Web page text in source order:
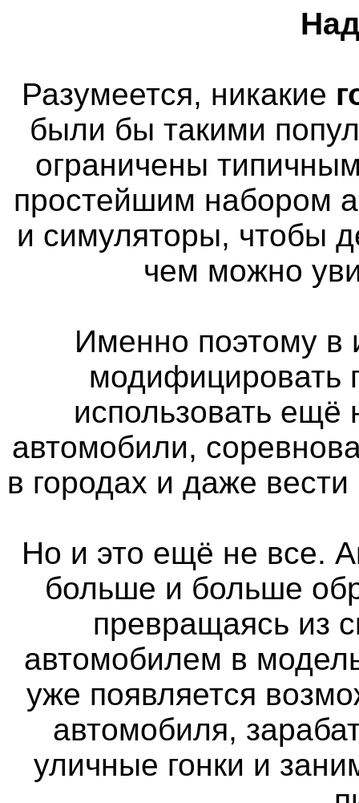
Разумеется, никакие
были бы такими
ограничены
простейшим набором
и симуляторы, чтобы
чем можно
Именно поэтому в
модифицировать
использовать
автомобили,
в городах и даже
Но и это ещё не все.
больше и больше
превращаясь из
автомобилем в
уже появляется
автомобиля,
уличные гонки и